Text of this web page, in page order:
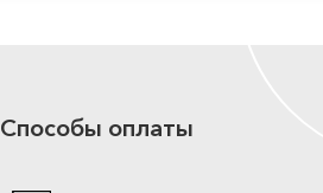
Способы оплаты